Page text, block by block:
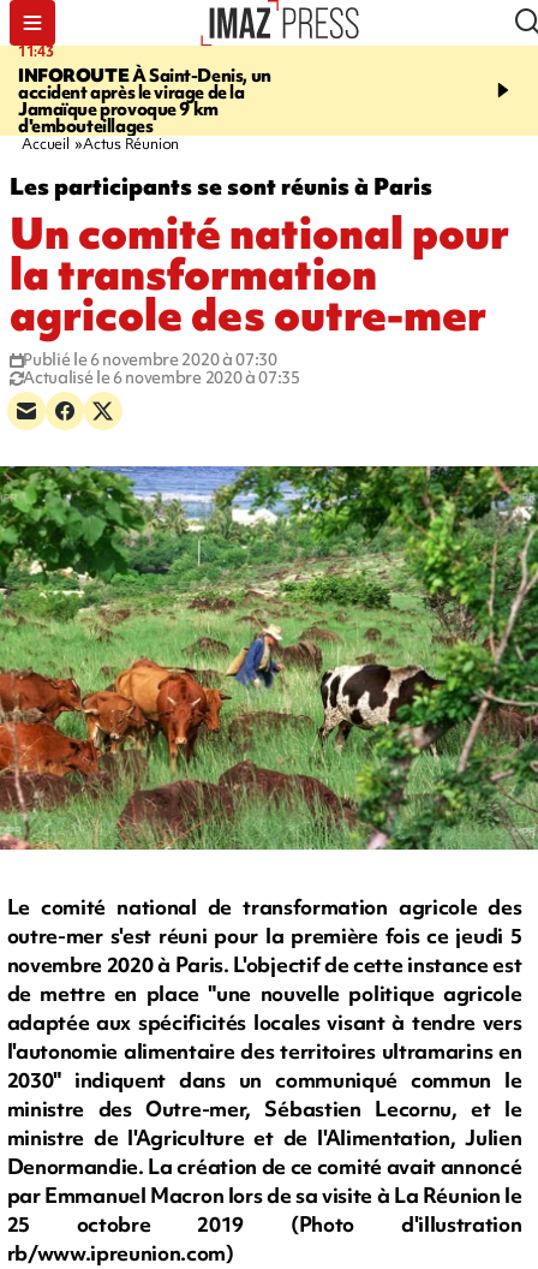
11:43
INFOROUTEÀ Saint-Denis, un
accident après le virage de la
Jamaïque provoque 9 km
d'embouteillages
16:35
gendarmes évacuent
Accueil Actus Réunion
Les participants se sont réunis à Paris
Un comité national pour
la transformation
agricole des outre-mer
Publié le 6 novembre 2020 à 07:30
Actualisé le 6 novembre 2020 à 07:35
Le comité national de transformation agricole des
outre-mer s'est réuni pour la première fois ce jeudi 5
novembre 2020 à Paris. L'objectif de cette instance est
de mettre en place "une nouvelle politique agricole
adaptée aux spécificités locales visant à tendre vers
l'autonomie alimentaire des territoires ultramarins en
2030" indiquent dans un communiqué commun le
ministre des Outre-mer, Sébastien Lecornu, et le
ministre de l'Agriculture et de l'Alimentation, Julien
Denormandie. La création de ce comité avait annoncé
par Emmanuel Macron lors de sa visite à La Réunion le
25 octobre 2019 (Photo d'illustration
rb/www.ipreunion.com)